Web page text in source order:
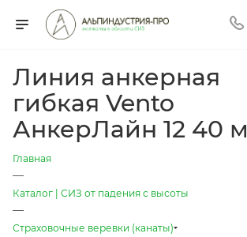
Линия анкерная
гибкая Vento
АнкерЛайн 12 40 м
Главная
—
Каталог | СИЗ от падения с высоты
—
Страховочные веревки (канаты)